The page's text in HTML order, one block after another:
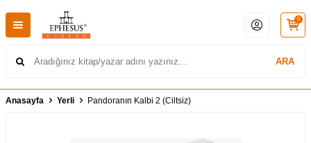
ARA
0
Anasayfa Yerli Pandoranın Kalbi 2 (Ciltsiz)